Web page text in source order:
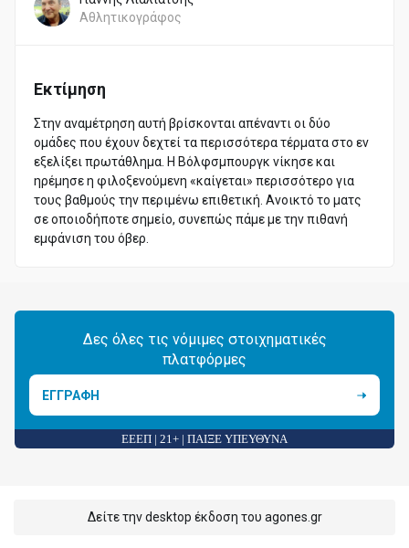
Αθλητικογράφος
Εκτίμηση
Στην αναμέτρηση αυτή βρίσκονται απέναντι οι δύο
ομάδες που έχουν δεχτεί τα περισσότερα τέρματα στο εν
εξελίξει πρωτάθλημα. Η Βόλφσμπουργκ νίκησε και
ηρέμησε η φιλοξενούμενη «καίγεται» περισσότερο για
τους βαθμούς την περιμένω επιθετική. Ανοικτό το ματς
σε οποιοδήποτε σημείο, συνεπώς πάμε με την πιθανή
εμφάνιση του όβερ.
Δες όλες τις νόμιμες στοιχηματικές
πλατφόρμες
ΕΓΓΡΑΦΗ
ΕΕΕΠ | 21+ | ΠΑΙΞΕ ΥΠΕΥΘΥΝΑ
Δείτε την desktop έκδοση του agones.gr